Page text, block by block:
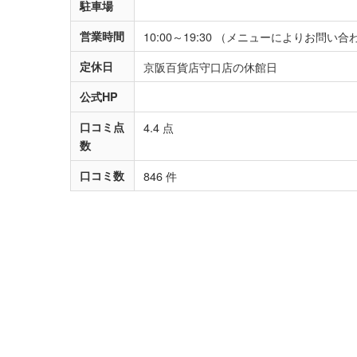
駐車場
営業時間
10:00～19:30 （メニューによりお問い合
定休日 京阪百貨店守口店の休館日
公式HP
口コミ点
数
4.4 点
口コミ数 846 件